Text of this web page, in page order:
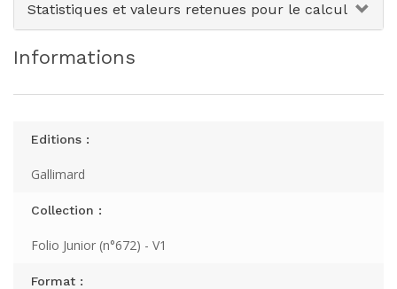
Statistiques et valeurs retenues pour le calcul
Informations
Editions :
Gallimard
Collection :
Folio Junior (n°672) - V1
Format :